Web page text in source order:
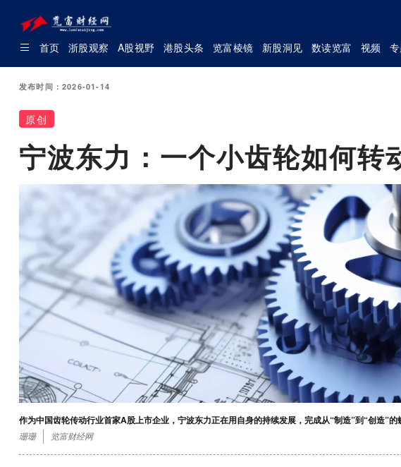
首页 浙股观察 A股视野 港股头条 览富棱镜 新股洞见 数读览富 视频
发布时间：2026-01-14
原创
宁波东力：一个小齿轮如何转
作为中国齿轮传动行业首家A股上市企业，宁波东力正在用自身的持续发展，完成从“制造”到“创造”的
珊珊 览富财经网